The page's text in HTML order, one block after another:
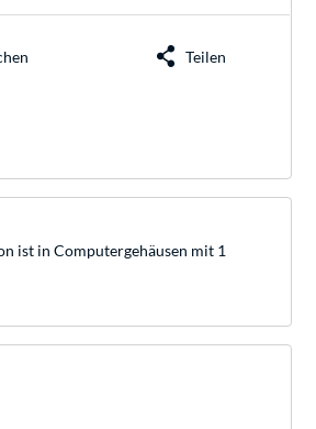
Teilen
ist in Computergehäusen mit 1